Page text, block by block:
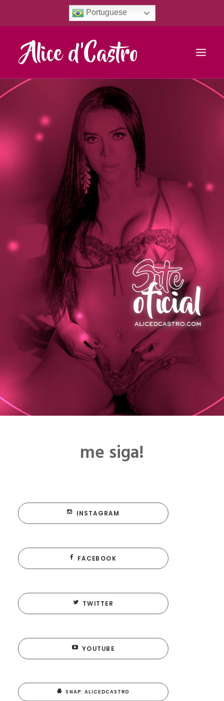
Portuguese
BIOGRAFIA
GALERIA DE FOTOS
me siga!
INSTAGRAM
FACEBOOK
TWITTER
YOUTUBE
SNAP: ALICEDCASTRO